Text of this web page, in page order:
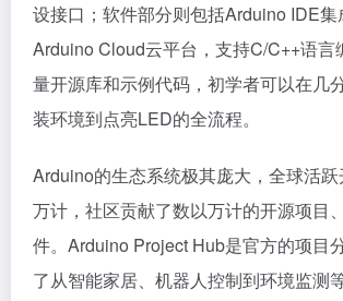
设接口；软件部分则包括Arduino IDE
Arduino Cloud云平台，支持C/C++语言
量开源库和示例代码，初学者可以在几
装环境到点亮LED的全流程。
Arduino的生态系统极其庞大，全球活
万计，社区贡献了数以万计的开源项目
件。Arduino Project Hub是官方的项目
了从智能家居、机器人控制到环境监测